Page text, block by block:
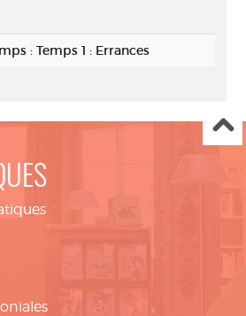
: Temps 1 : Errances